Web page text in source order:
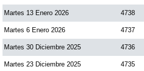
Martes 13 Enero 2026 4738
Martes 6 Enero 2026 4737
Martes 30 Diciembre 2025 4736
Martes 23 Diciembre 2025 4735